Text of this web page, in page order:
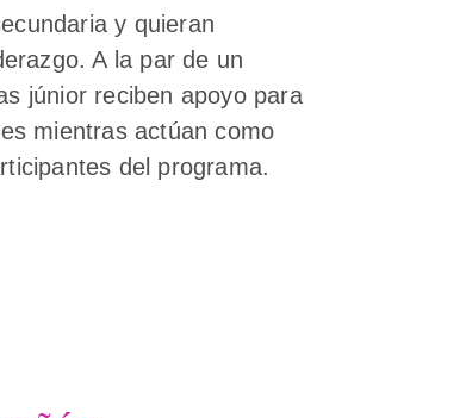
y quieran
A la par de un
júnior reciben apoyo para
mientras actúan como
del programa.